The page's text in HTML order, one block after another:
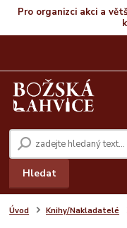
Pro organizci akci a
Hledat
Úvod Knihy/Nakladatelé